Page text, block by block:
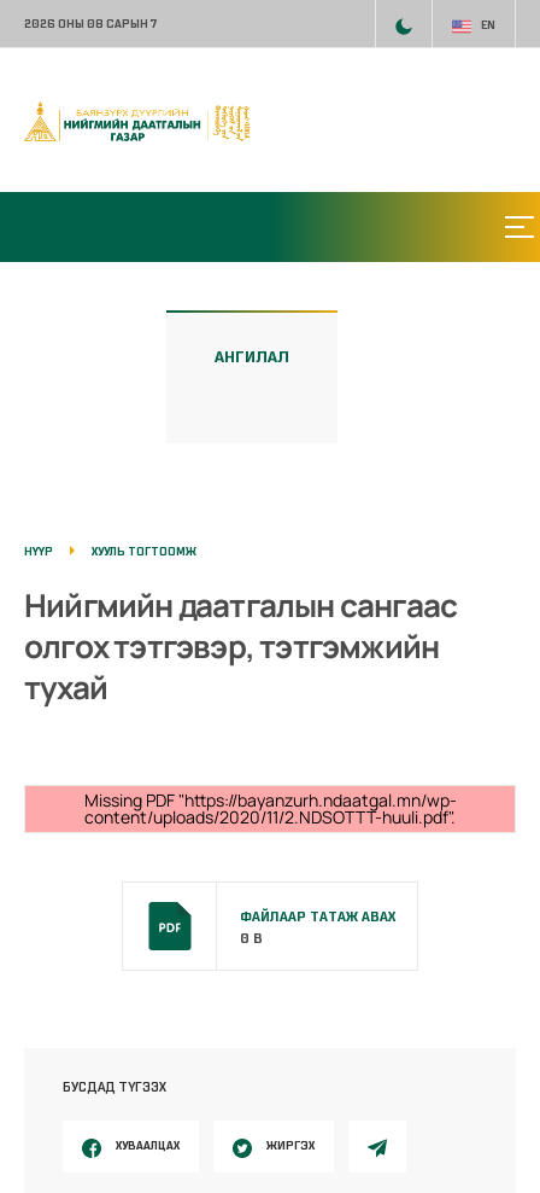
2026 ОНЫ 08 САРЫН 7 EN
АНГИЛАЛ
НҮҮР ХУУЛЬ ТОГТООМЖ
Нийгмийн даатгалын сангаас
олгох тэтгэвэр, тэтгэмжийн
тухай
Missing PDF "https://bayanzurh.ndaatgal.mn/wp-
content/uploads/2020/11/2.NDSOTTT-huuli.pdf".
ФАЙЛААР ТАТАЖ АВАХ
0 B
БУСДАД ТҮГЭЭХ
ХУВААЛЦАХ ЖИРГЭХ